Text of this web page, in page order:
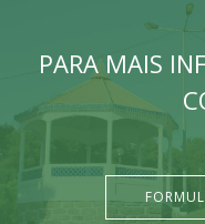
PARA MAIS